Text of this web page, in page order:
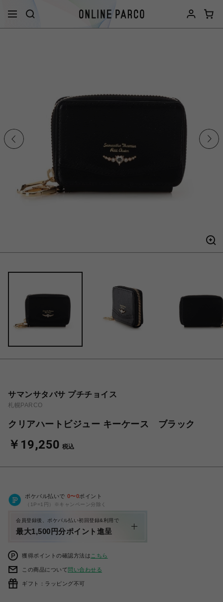
サマンサタバサ プチチョイス
札幌PARCO
クリアハートビジュー キーケース ブラック
￥19,250 税込
ポケパル払いで 0〜0ポイント
（1P=1円）※キャンペーン分除く
会員登録後、ポケパル払い初回登録&利用で
最大1,500円分ポイント進呈
獲得ポイントの確認方法は こちら
この商品について問い合わせる
ギフト：ラッピング不可